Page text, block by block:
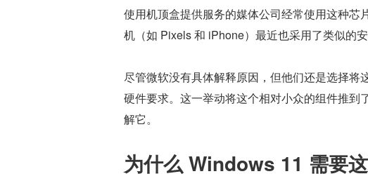
使用机顶盒提供服务的媒体公司经常使用这种
机（如 Pixels 和 iPhone）最近也采用了类似的安
尽管微软没有具体解释原因，但他们还是选择
硬件要求。这一举动将这个相对小众的组件推
解它。
为什么 Windows 11 需要